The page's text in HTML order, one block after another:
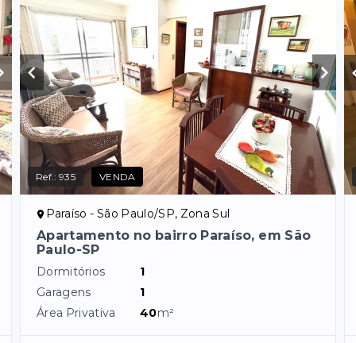
Ref.:935 VENDA
Paraíso - São Paulo/SP, Zona Sul
Apartamento no bairro Paraíso, em São
Paulo-SP
Dormitórios
1
Garagens
1
Área Privativa
40m²